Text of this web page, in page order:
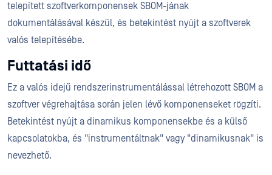
telepített szoftverkomponensek SBOM-jának
dokumentálásával készül, és betekintést nyújt a szoftverek
valós telepítésébe.
Futtatási idő
Ez a valós idejű rendszerinstrumentálással létrehozott SBOM a
szoftver végrehajtása során jelen lévő komponenseket rögzíti.
Betekintést nyújt a dinamikus komponensekbe és a külső
kapcsolatokba, és "instrumentáltnak" vagy "dinamikusnak" is
nevezhető.